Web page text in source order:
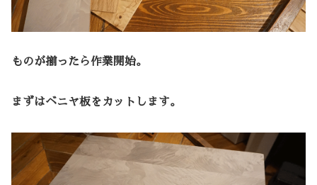
ものが揃ったら作業開始。
まずはベニヤ板をカットします。